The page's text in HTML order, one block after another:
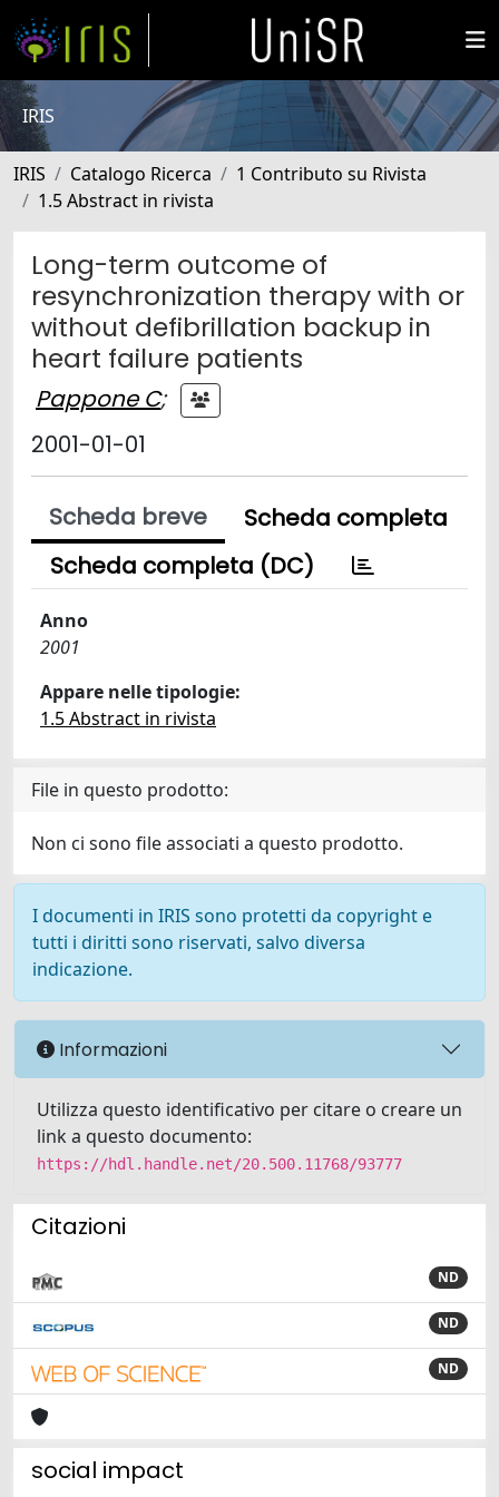
IRIS
IRIS Catalogo Ricerca
1 Contributo su Rivista
1.5 Abstract in rivista
Long-term outcome of
resynchronization therapy with or
without defibrillation backup in
heart failure patients
Pappone C;
2001-01-01
Scheda breve
Scheda completa
Scheda completa (DC)
Anno
2001
Appare nelle tipologie:
1.5 Abstract in rivista
File in questo prodotto:
Non ci sono file associati a questo prodotto.
I documenti in IRIS sono protetti da copyright e
tutti i diritti sono riservati, salvo diversa
indicazione.
Informazioni
Utilizza questo identificativo per citare o creare un
link a questo documento:
https://hdl.handle.net/20.500.11768/93777
Citazioni
ND
ND
ND
social impact